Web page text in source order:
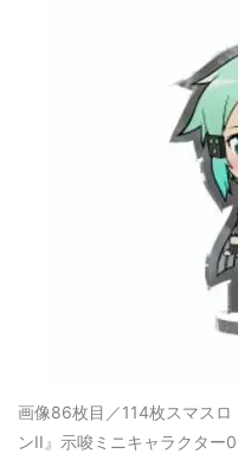
画像86枚目／114枚スマス
ンII』示唆ミニキャラクター